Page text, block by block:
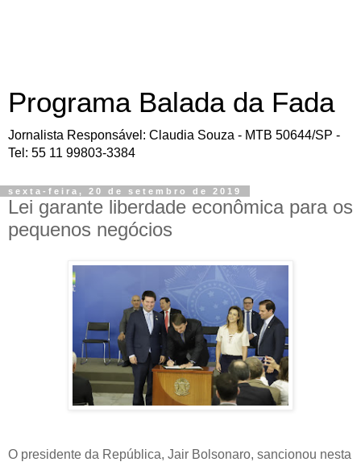
Programa Balada da Fada
Jornalista Responsável: Claudia Souza - MTB 50644/SP -
Tel: 55 11 99803-3384
sexta-feira, 20 de setembro de 2019
Lei garante liberdade econômica para os
pequenos negócios
O presidente da República, Jair Bolsonaro, sancionou nesta